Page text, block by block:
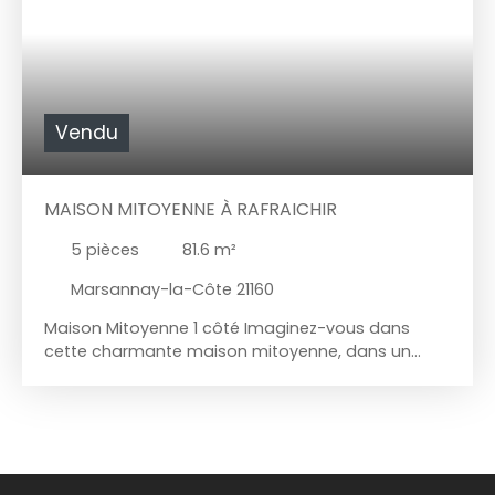
Vendu
MAISON MITOYENNE À RAFRAICHIR
5 pièces 81.6 m²
Marsannay-la-Côte 21160
Maison Mitoyenne 1 côté Imaginez-vous dans
cette charmante maison mitoyenne, dans un